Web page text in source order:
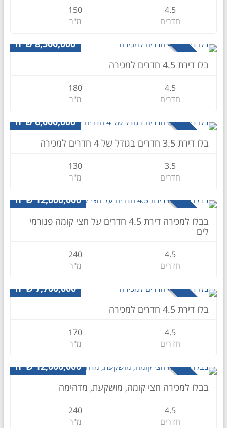
4.5
חדרים
150
מ"ר
למכירה
8,500,000 ש״ח
בלו דירת 4.5 חדרים למכירה
4.5
חדרים
180
מ"ר
למכירה
6,000,000 ש״ח
בלו דירת 3.5 חדרים בגודל של 4 חדרים למכירה
3.5
חדרים
130
מ"ר
למכירה
12,000,000 ש"ח
בבלו למכירה דירת 4.5 חדרים על חצי קומה פנורמי
לים
4.5
חדרים
240
מ"ר
למכירה
7,700,000 ש"ח
בלו דירת 4.5 חדרים למכירה
4.5
חדרים
170
מ"ר
להשכרה
12,000,000 ש"ח
בבלו למכירה חצי קומה, מושקעת, מדהימה
4.5
חדרים
240
מ"ר